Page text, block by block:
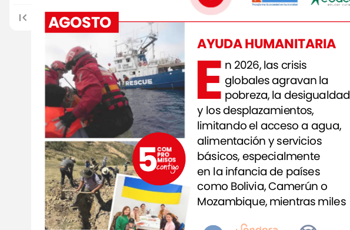
E n 2026, lascrisis
globalesagravan la
pobreza, la desigualdad
y losdesplazamientos,
limitandoelaccesoa agua,
alimentacióny servicios
básicos,especialmente
en la infanciade países
como Bolivia,Camerúno
Mozambique, mientrasmiles
AGOSTO
AYUDAHUMANITARIA